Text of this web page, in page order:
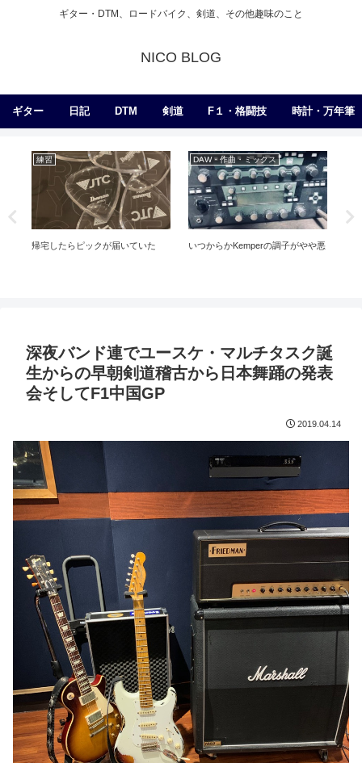
ギター・DTM、ロードバイク、剣道、その他趣味のこと
NICO BLOG
ギター 日記 DTM 剣道 F１・格闘技 時計・万年筆
練習
帰宅したらピックが届いていた
DAW・作曲・ミックス
いつからかKemperの調子がやや悪
深夜バンド連でユースケ・マルチタスク誕
生からの早朝剣道稽古から日本舞踊の発表
会そしてF1中国GP
2019.04.14